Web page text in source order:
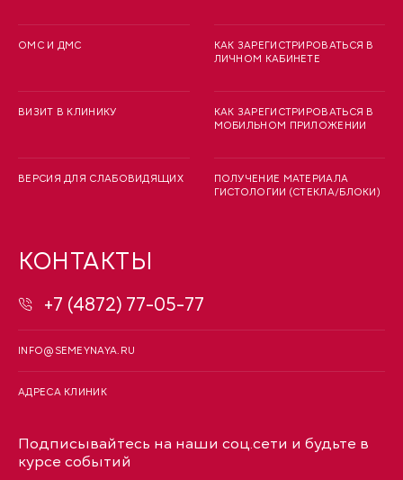
ОМС И ДМС
ВИЗИТ В КЛИНИКУ
ВЕРСИЯ ДЛЯ СЛАБОВИДЯЩИХ
КАК ЗАРЕГИСТРИРОВАТЬСЯ В
ЛИЧНОМ КАБИНЕТЕ
КАК ЗАРЕГИСТРИРОВАТЬСЯ В
МОБИЛЬНОМ ПРИЛОЖЕНИИ
ПОЛУЧЕНИЕ МАТЕРИАЛА
ГИСТОЛОГИИ (СТЕКЛА/БЛОКИ)
КОНТАКТЫ
+7 (4872) 77-05-77
INFO@SEMEYNAYA.RU
АДРЕСА КЛИНИК
Подписывайтесь на наши соц.сети и будьте в
курсе событий